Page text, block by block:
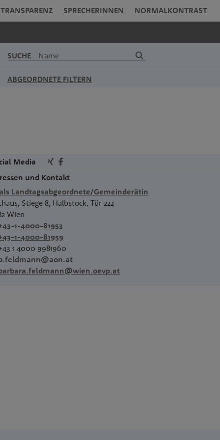
TRANSPARENZ SPRECHERINNEN NORMALKONTRAST
SUCHE
ABGEORDNETE FILTERN
Media
und Kontakt
als Landtagsabgeordnete/Gemeinderätin
Stiege 8, Halbstock, Tür 222
Wien
1-4000-81953
1-4000-81959
1 4000 9981960